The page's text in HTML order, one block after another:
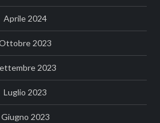
Aprile 2024
2023
2023
Luglio 2023
Giugno 2023